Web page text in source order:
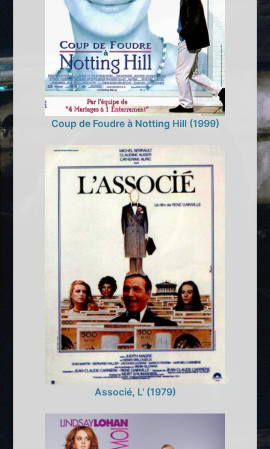
Coup de Foudre à Notting Hill (1999)
Associé, L' (1979)